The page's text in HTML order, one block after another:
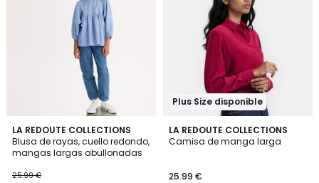
LA REDOUTE COLLECTIONS
Blusa de rayas, cuello redondo,
mangas largas abullonadas
25.99 €
Plus Size disponible
LA REDOUTE COLLECTIONS
Camisa de manga larga
25.99 €
4,4
/ 5